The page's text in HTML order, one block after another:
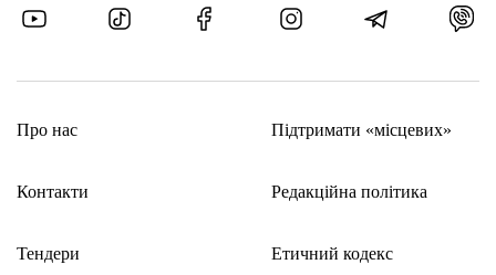
Про нас
Контакти
Тендери
Підтримати «місцевих»
Редакційна політика
Етичний кодекс